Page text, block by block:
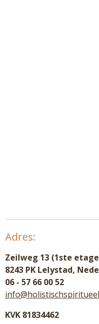
Adres:
Zeilweg 13 (1ste
8243 PK Lelystad,
06 - 57 66 00 52
KVK 81834462